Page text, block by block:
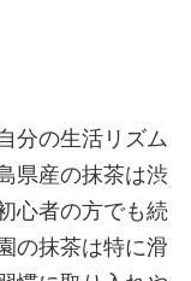
分の生活リズム
県産の抹茶は渋
心者の方でも続
の抹茶は特に滑